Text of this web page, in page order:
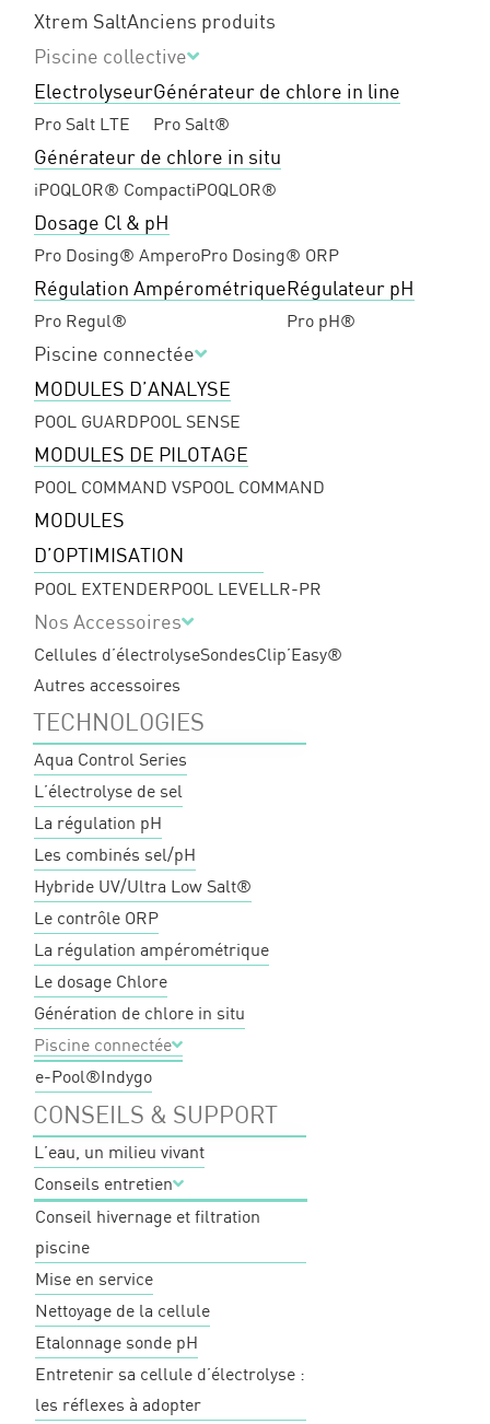
Xtrem SaltAnciens produits
Piscine collective
Electrolyseur
Pro Salt LTE
Générateur de chlore in line
Pro Salt®
Générateur de chlore in situ
iPOQLOR® CompactiPOQLOR®
Dosage Cl & pH
Pro Dosing® AmperoPro Dosing® ORP
Régulation Ampérométrique
Pro Regul®
Régulateur pH
Pro pH®
Piscine connectée
MODULES D’ANALYSE
POOL GUARDPOOL SENSE
MODULES DE PILOTAGE
POOL COMMAND VSPOOL COMMAND
MODULES
D’OPTIMISATION
POOL EXTENDERPOOL LEVELLR-PR
Nos Accessoires
Cellules d’électrolyseSondesClip’Easy®
Autres accessoires
TECHNOLOGIES
Aqua Control Series
L’électrolyse de sel
La régulation pH
Les combinés sel/pH
Hybride UV/Ultra Low Salt®
Le contrôle ORP
La régulation ampérométrique
Le dosage Chlore
Génération de chlore in situ
Piscine connectée
e-Pool®Indygo
CONSEILS & SUPPORT
L’eau, un milieu vivant
Conseils entretien
Conseil hivernage et filtration
piscine
Mise en service
Nettoyage de la cellule
Etalonnage sonde pH
Entretenir sa cellule d’électrolyse :
les réflexes à adopter